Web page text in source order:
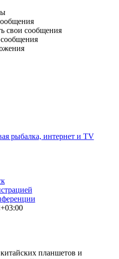
свои сообщения
сообщения
рыбалка, интернет и TV
планшетов и